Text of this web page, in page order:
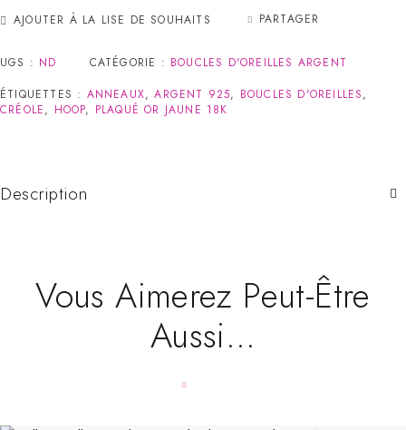
AJOUTER À LA LISE DE SOUHAITS PARTAGER
UGS : ND CATÉGORIE : BOUCLES D'OREILLES ARGENT
ÉTIQUETTES : ANNEAUX,ARGENT 925, BOUCLES D'OREILLES,
CRÉOLE, HOOP, PLAQUÉ OR JAUNE 18K
Description
Vous Aimerez Peut-Être
Aussi…